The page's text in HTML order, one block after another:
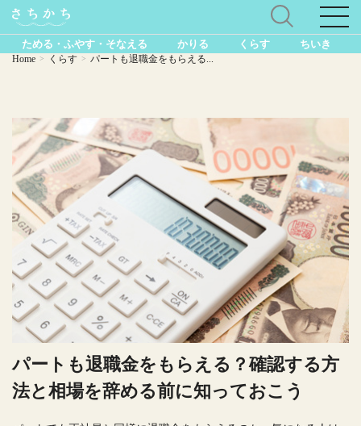
ためる・ふやす・そなえる かりる くらす ちいき
Home > くらす > パートも退職金をもらえる...
パートも退職金をもらえる？確認する方
法と相場を辞める前に知っておこう